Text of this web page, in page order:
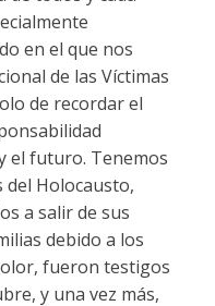
en el que nos
de las Víctimas
de recordar el
el futuro. Tenemos
Holocausto,
a salir de sus
debido a los
fueron testigos
y una vez más,